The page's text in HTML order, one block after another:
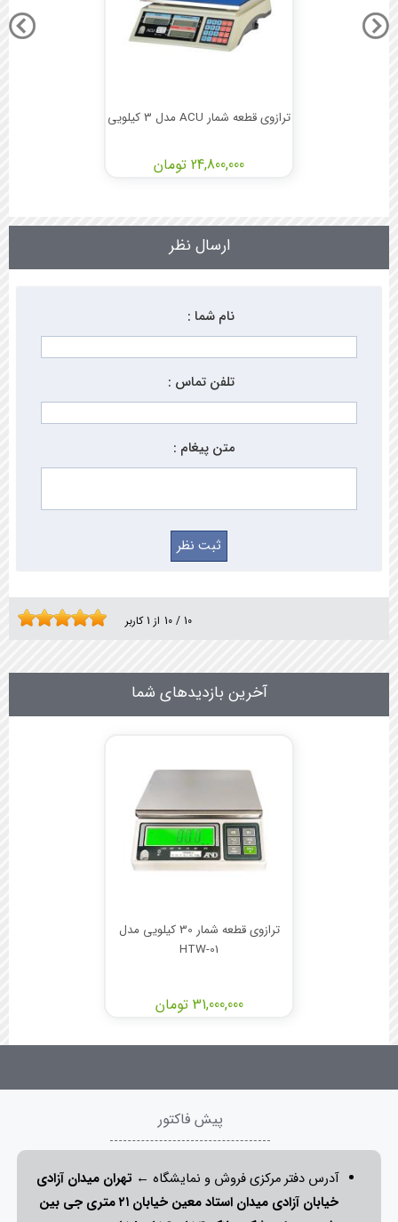
ترازوی قطعه شمار ACU مدل 3 کیلویی
24,800,000 تومان
ارسال نظر
نام شما :
تلفن تماس :
متن پیغام :
10 / 10 از 1کاربر
آخرین بازدیدهای شما
ترازوی قطعه شمار 30 کیلویی مدل
HTW-01
31,000,000 تومان
پیش فاکتور
آدرس دفتر مرکزی فروش و نمایشگاه ← تهران میدان آزادی
خیابان آزادی میدان استاد معین خیابان ۲۱ متری جی بین